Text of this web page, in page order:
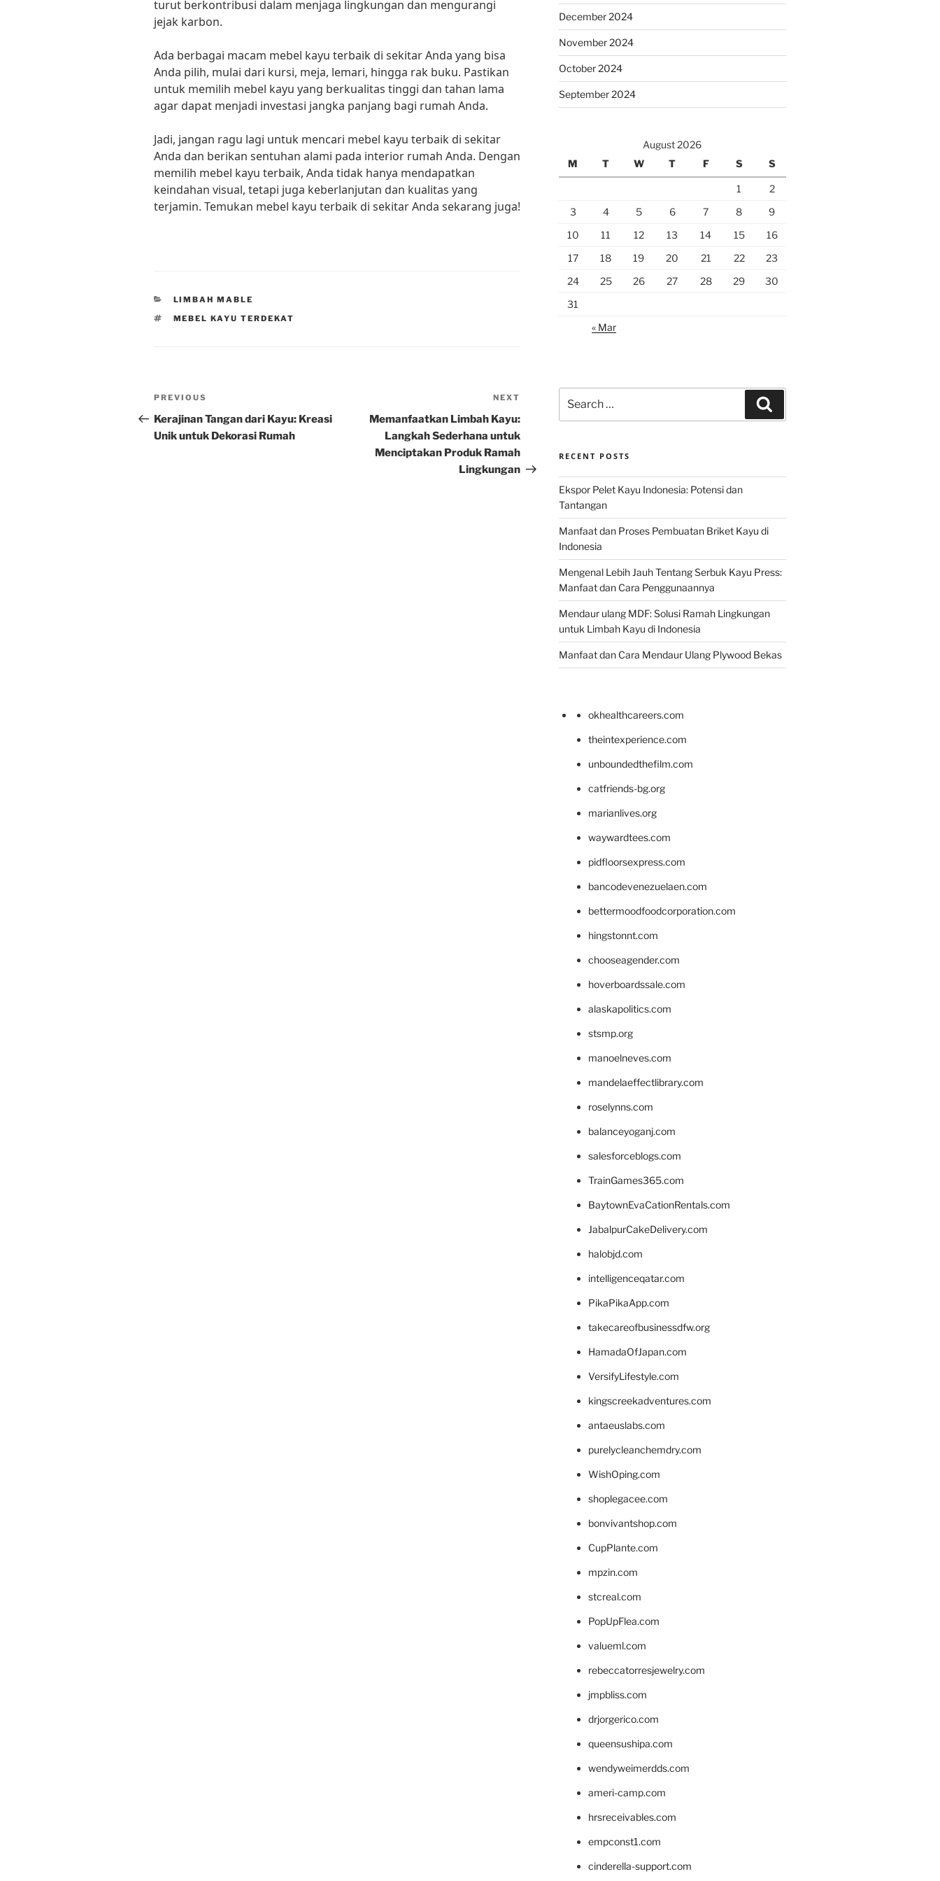
turut berkontribusi dalam menjaga lingkungan dan mengurangi
jejak karbon.
Ada berbagai macam mebel kayu terbaik di sekitar Anda yang bisa
Anda pilih, mulai dari kursi, meja, lemari, hingga rak buku. Pastikan
untuk memilih mebel kayu yang berkualitas tinggi dan tahan lama
agar dapat menjadi investasi jangka panjang bagi rumah Anda.
Jadi, jangan ragu lagi untuk mencari mebel kayu terbaik di sekitar
Anda dan berikan sentuhan alami pada interior rumah Anda. Dengan
memilih mebel kayu terbaik, Anda tidak hanya mendapatkan
keindahan visual, tetapi juga keberlanjutan dan kualitas yang
terjamin. Temukan mebel kayu terbaik di sekitar Anda sekarang juga!
CATEGORIES
LIMBAH MABLE
TAGS
MEBEL KAYU TERDEKAT
Post
navigation
Previous
Post
PREVIOUS
Kerajinan Tangan dari Kayu: Kreasi
Unik untuk Dekorasi Rumah
Post
NEXT
Memanfaatkan Limbah Kayu:
Langkah Sederhana untuk
Menciptakan Produk Ramah
Lingkungan
December 2024
November 2024
October 2024
September 2024
August 2026
M
T W T F S S
1
2
3
4 5 6 7 8
9
10
11 12 13 14 15
16
17
18 19 20 21 22
23
24
25 26 27 28 29
30
31
« Mar
for:
RECENT POSTS
Ekspor Pelet Kayu Indonesia: Potensi dan
Tantangan
Manfaat dan Proses Pembuatan Briket Kayu di
Indonesia
Mengenal Lebih Jauh Tentang Serbuk Kayu Press:
Manfaat dan Cara Penggunaannya
Mendaur ulang MDF: Solusi Ramah Lingkungan
untuk Limbah Kayu di Indonesia
Manfaat dan Cara Mendaur Ulang Plywood Bekas
okhealthcareers.com
theintexperience.com
unboundedthefilm.com
catfriends-bg.org
marianlives.org
waywardtees.com
pidfloorsexpress.com
bancodevenezuelaen.com
bettermoodfoodcorporation.com
hingstonnt.com
chooseagender.com
hoverboardssale.com
alaskapolitics.com
stsmp.org
manoelneves.com
mandelaeffectlibrary.com
roselynns.com
balanceyoganj.com
salesforceblogs.com
TrainGames365.com
BaytownEvaCationRentals.com
JabalpurCakeDelivery.com
halobjd.com
intelligenceqatar.com
PikaPikaApp.com
takecareofbusinessdfw.org
HamadaOfJapan.com
VersifyLifestyle.com
kingscreekadventures.com
antaeuslabs.com
purelycleanchemdry.com
WishOping.com
shoplegacee.com
bonvivantshop.com
CupPlante.com
mpzin.com
stcreal.com
PopUpFlea.com
valueml.com
rebeccatorresjewelry.com
jmpbliss.com
drjorgerico.com
queensushipa.com
wendyweimerdds.com
ameri-camp.com
hrsreceivables.com
empconst1.com
cinderella-support.com